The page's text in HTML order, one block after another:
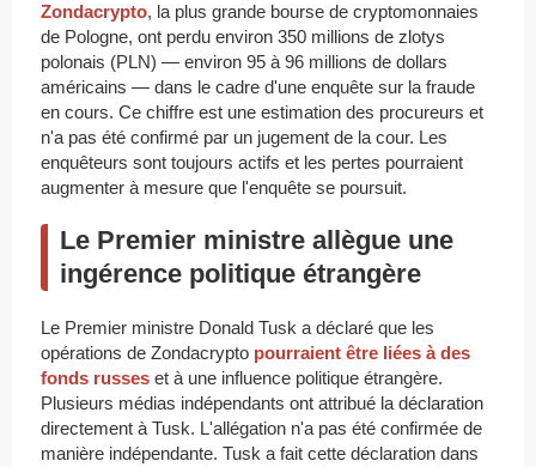
Zondacrypto, la plus grande bourse de cryptomonnaies
de Pologne, ont perdu environ 350 millions de zlotys
polonais (PLN) — environ 95 à 96 millions de dollars
américains — dans le cadre d'une enquête sur la fraude
en cours. Ce chiffre est une estimation des procureurs et
n'a pas été confirmé par un jugement de la cour. Les
enquêteurs sont toujours actifs et les pertes pourraient
augmenter à mesure que l'enquête se poursuit.
Le Premier ministre allègue une
ingérence politique étrangère
Le Premier ministre Donald Tusk a déclaré que les
opérations de Zondacrypto pourraient être liées à des
fonds russes et à une influence politique étrangère.
Plusieurs médias indépendants ont attribué la déclaration
directement à Tusk. L'allégation n'a pas été confirmée de
manière indépendante. Tusk a fait cette déclaration dans